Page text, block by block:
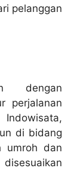
pelanggan
dengan
perjalanan
di bidang
umroh dan